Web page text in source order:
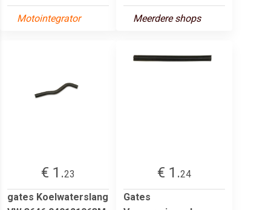
Motointegrator Meerdere shops
€ 1.23
gates Koelwaterslang
€ 1.24
Gates